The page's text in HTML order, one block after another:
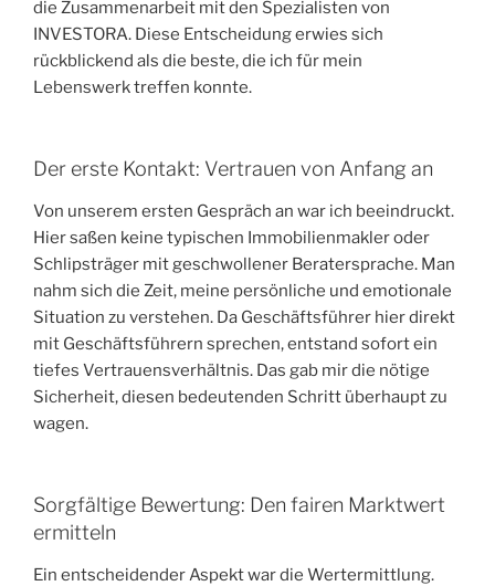
die Zusammenarbeit mit den Spezialisten von
INVESTORA. Diese Entscheidung erwies sich
rückblickend als die beste, die ich für mein
Lebenswerk treffen konnte.
Der erste Kontakt: Vertrauen von Anfang an
Von unserem ersten Gespräch an war ich beeindruckt.
Hier saßen keine typischen Immobilienmakler oder
Schlipsträger mit geschwollener Beratersprache. Man
nahm sich die Zeit, meine persönliche und emotionale
Situation zu verstehen. Da Geschäftsführer hier direkt
mit Geschäftsführern sprechen, entstand sofort ein
tiefes Vertrauensverhältnis. Das gab mir die nötige
Sicherheit, diesen bedeutenden Schritt überhaupt zu
wagen.
Sorgfältige Bewertung: Den fairen Marktwert
ermitteln
Ein entscheidender Aspekt war die Wertermittlung.